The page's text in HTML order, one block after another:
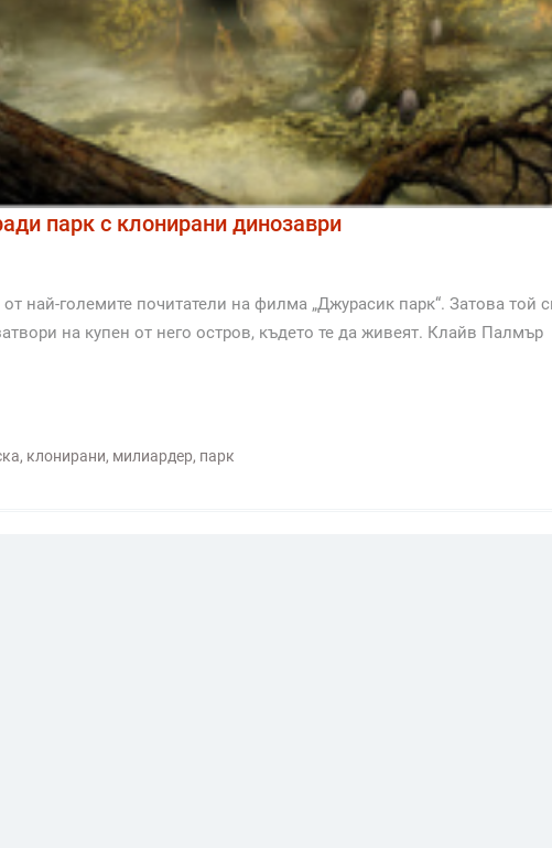
парк с клонирани динозаври
най-големите почитатели на филма „Джурасик парк“. Затова той
на купен от него остров, където те да живеят. Клайв Палмър
, клонирани, милиардер, парк